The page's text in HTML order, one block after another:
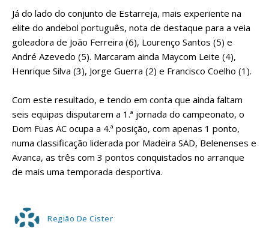
Já do lado do conjunto de Estarreja, mais experiente na
elite do andebol português, nota de destaque para a veia
goleadora de João Ferreira (6), Lourenço Santos (5) e
André Azevedo (5). Marcaram ainda Maycom Leite (4),
Henrique Silva (3), Jorge Guerra (2) e Francisco Coelho (1).
Com este resultado, e tendo em conta que ainda faltam
seis equipas disputarem a 1.ª jornada do campeonato, o
Dom Fuas AC ocupa a 4.ª posição, com apenas 1 ponto,
numa classificação liderada por Madeira SAD, Belenenses e
Avanca, as três com 3 pontos conquistados no arranque
de mais uma temporada desportiva.
Região De Cister